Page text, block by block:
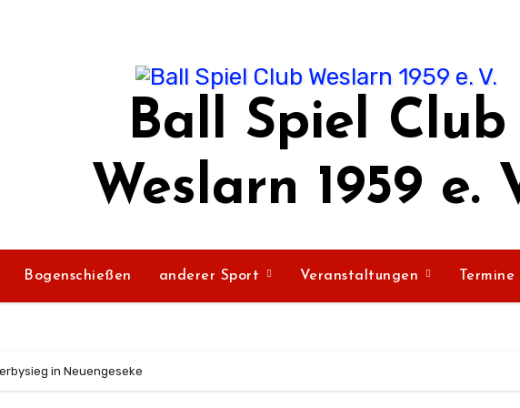
Ball Spiel Club
Weslarn 1959 e.
Bogenschießen anderer Sport Veranstaltungen Termine
in Neuengeseke